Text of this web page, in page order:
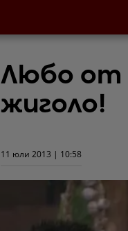
Любо от
жиголо!
11 юли 2013 | 10:58